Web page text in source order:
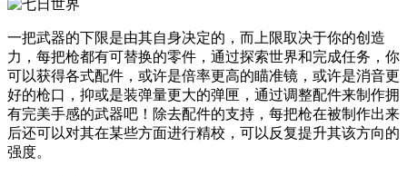
一把武器的下限是由其自身决定的，而上限取决于你的创造
力，每把枪都有可替换的零件，通过探索世界和完成任务，你
可以获得各式配件，或许是倍率更高的瞄准镜，或许是消音更
好的枪口，抑或是装弹量更大的弹匣，通过调整配件来制作拥
有完美手感的武器吧！除去配件的支持，每把枪在被制作出来
后还可以对其在某些方面进行精校，可以反复提升其该方向的
强度。